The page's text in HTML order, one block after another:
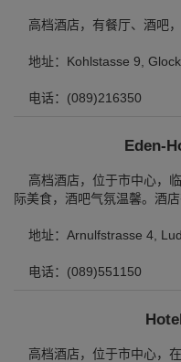
高档酒店，有餐厅、酒吧
地址：Kohlstasse 9,
电话：(089)216350
Eden-
高档酒店，位于市中心，
际美食，酒吧气氛温馨。酒
地址：Arnulfstrasse 4,
电话：(089)551150
高档酒店，位于市中心，